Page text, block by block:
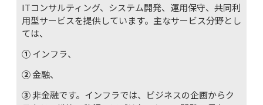
ITコンサルティング、システム開発、運用保守、共同利
用型サービスを提供しています。主なサービス分野とし
ては、
①インフラ、
②金融、
③非金融です。インフラでは、ビジネスの企画からク